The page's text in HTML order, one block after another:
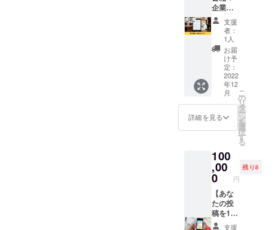
ニック
ネーム
でのご
参加も
できま
す。 ※
掲載期
間は
2022年
12月か
ら1年間
です。
クを掲
載させ
ていた
だきま
す。 ※
掲載内
容は
メール
にて打
合せさ
せてい
ただき
※ネット
販売や
企業イ
メージ
が相違
する場
合等、
掲載を
お断り
企業ス
ポン
サー】
①Twitte
r運用書
籍をお
届けし
ます。
②電子
書籍に
企業
名、企
業のQR
コード
させて
いただ
きま
す。 お
礼の
メール
付き。
※メール
支援
者：
1人
お届
け予
定：
2022
年12
月
詳細を見る
こ
の
リ
タ
ー
ン
を
選
択
す
る
100
,00
0 円
残り8
【あな
たの投
稿を1ヶ
月引用
支援